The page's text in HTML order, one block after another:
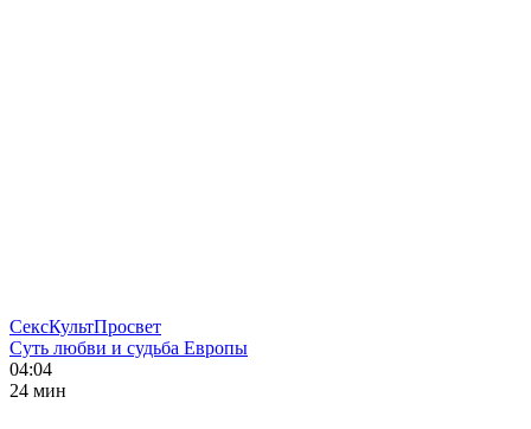
СексКультПросвет
Суть любви и судьба Европы
04:04
24 мин